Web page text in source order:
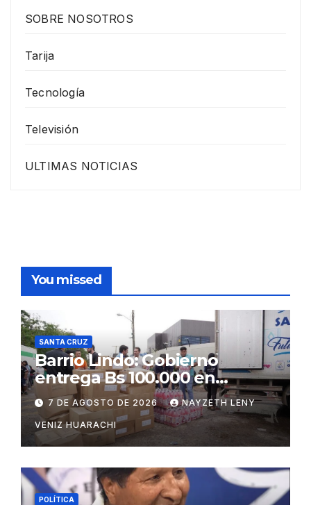
SOBRE NOSOTROS
Tarija
Tecnología
Televisión
ULTIMAS NOTICIAS
You missed
SANTA CRUZ
Barrio Lindo: Gobierno
entrega Bs 100.000 en
insumos para afectados
7 DE AGOSTO DE 2026 NAYZETH LENY
VENIZ HUARACHI
POLÍTICA